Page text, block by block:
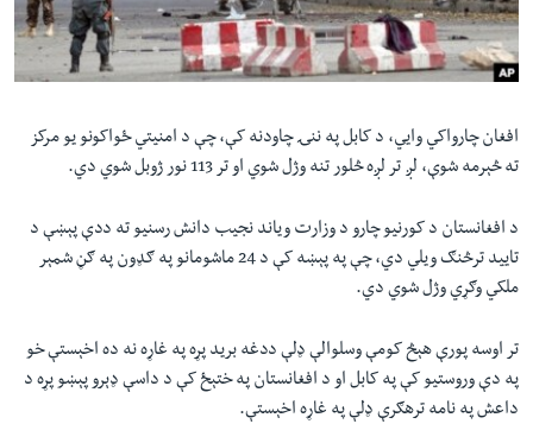
دلته
مخکې
لټون
اداریه
Learning English
FOLLOW US
ژبې
افغان چارواکي وایي، د کابل په ننۍ چاودنه کې، چې د امنیتي ځواکونو یو مرکز
ته څېرمه شوې، لږ تر لږه څلور تنه وژل شوي او تر 113نور ژوبل شوي دي.
د افغانستان د کورنیو چارو د وزارت ویاند نجیب دانش رسنیو ته ددې پېښې د
تایید ترڅنګ ویلي دي، چې په پېښه کې د 24 ماشومانو په ګډون په ګڼ شمېر
ملکي وګړي وژل شوي دي.
تر اوسه پورې هېڅ کومې وسلوالې ډلې ددغه برید پړه په غاړه نه ده اخېستې خو
په دې وروستیو کې په کابل او د افغانستان په ختېځ کې د داسې ډېرو پېښو پړه د
داعش په نامه ترهګرې ډلې په غاړه اخېستې.